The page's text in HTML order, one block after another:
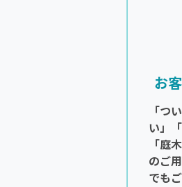
お
「つ
い」
「庭
のご
でも